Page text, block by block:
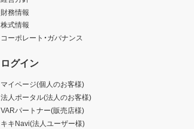
財務情報
株式情報
コーポレート・ガバナンス
ログイン
マイページ(個人のお客様)
法人ポータル(法人のお客様)
VARパートナー(販売店様)
キキNavi(法人ユーザー様)